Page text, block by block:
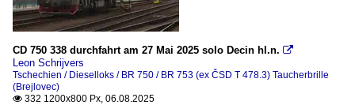
CD 750 338 durchfahrt am 27 Mai 2025 solo Decin hl.n. 
Leon Schrijvers
Tschechien / Dieselloks / BR 750 / BR 753 (ex ČSD T 478.3) Taucherbrille
(Brejlovec)
 332 1200x800 Px, 06.08.2025